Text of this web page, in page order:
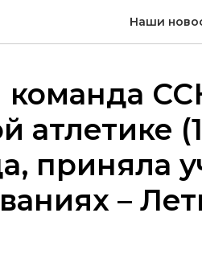
Наши
команда
атлетике
приняла
–